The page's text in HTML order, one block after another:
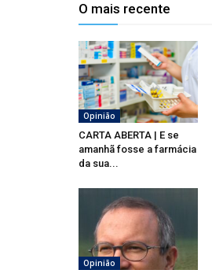
O mais recente
Opinião
CARTA ABERTA | E se
amanhã fosse a farmácia
da sua...
Opinião